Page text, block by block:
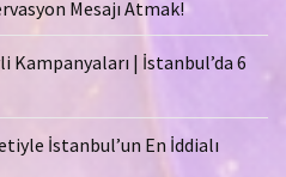
Mesajı Atmak!
Kampanyaları | İstanbul’da 6
İstanbul’un En İddialı